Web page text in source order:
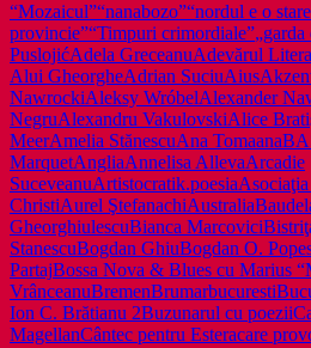
festivaluri
de
poezie
prin
România
“Mozaicul”“nanabozo”“nordul e o
provincie”“Timpuri crimordiale”„garda
PuslojićAdela GreceanuAdevărul
Alui GheorgheAdrian SuciuAius
NawrockiAleksy WróbelAlexander
NegruAlexandru VakulovskiAlice
MeerAmelia StănescuAna Toma
MarquetAngliaAnnelisa AllevaArcadie
SuceveanuArtistocratik.poesia
ChristiAurel ŞtefanachiAustralia
GheorghiulescuBianca Marcovici
StanescuBogdan GhiuBogdan O.
PartajBossa Nova & Blues cu Marius
VrânceanuBremenBrumarbucuresti
Ion C. Brătianu 2Buzunarul cu poezii
MagellanCântec pentru Esteracare